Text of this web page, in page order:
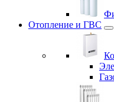
Отопление и ГВС